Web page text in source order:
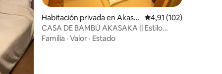
Habitación privada en Akasa
ka
Calificación promedio:
4,91 (102)
CASA DE BAMBÚ AKASAKA || Estilo
tradicional japonés
Familia · Valor · Estado